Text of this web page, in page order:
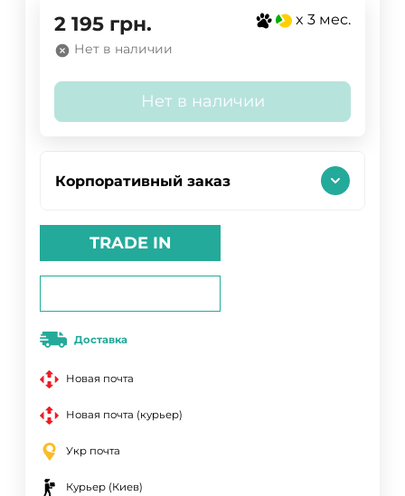
2 195 грн. x 3 мес.
Нет в наличии
Нет в наличии
Корпоративный заказ
TRADE IN
Доставка
Новая почта
Новая почта (курьер)
Укр почта
Курьер (Киев)